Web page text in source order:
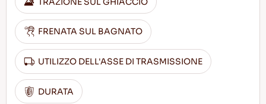
FRENATA SUL BAGNATO
UTILIZZO DELL'ASSE DI TRASMISSIONE
DURATA